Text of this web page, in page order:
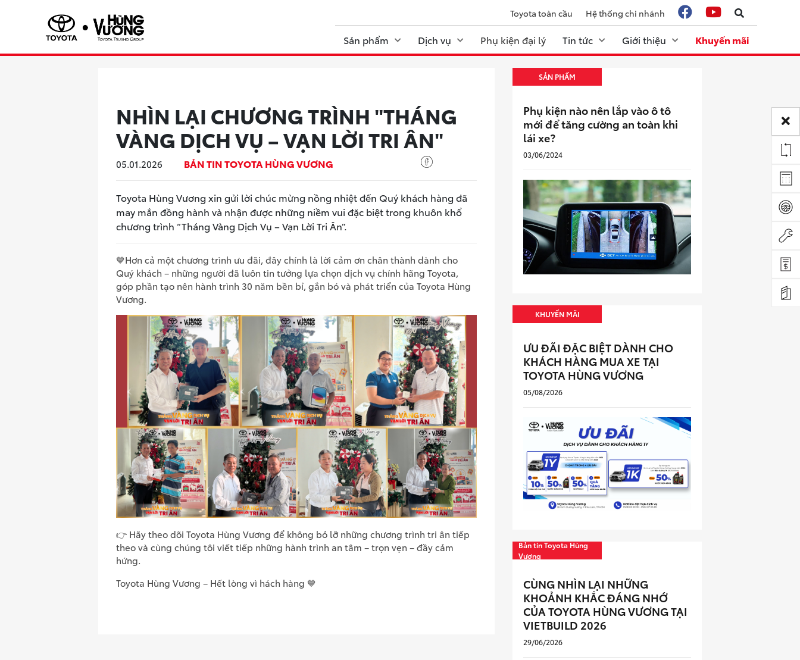
Toyota toàn cầu Hệ thống chi nhánh
Sản phẩm Dịch vụ Phụ kiện đại lý Tin tức Giới thiệu Khuyến mãi
NHÌN LẠI CHƯƠNG TRÌNH "THÁNG
VÀNG DỊCH VỤ – VẠN LỜI TRI ÂN"
05.01.2026 BẢN TIN TOYOTA HÙNG VƯƠNG
Toyota Hùng Vương xin gửi lời chúc mừng nồng nhiệt đến Quý khách hàng đã
may mắn đồng hành và nhận được những niềm vui đặc biệt trong khuôn khổ
chương trình “Tháng Vàng Dịch Vụ – Vạn Lời Tri Ân”.
💙Hơn cả một chương trình ưu đãi, đây chính là lời cảm ơn chân thành dành cho
Quý khách – những người đã luôn tin tưởng lựa chọn dịch vụ chính hãng Toyota,
góp phần tạo nên hành trình 30 năm bền bỉ, gắn bó và phát triển của Toyota Hùng
Vương.
👉 Hãy theo dõi Toyota Hùng Vương để không bỏ lỡ những chương trình tri ân tiếp
theo và cùng chúng tôi viết tiếp những hành trình an tâm – trọn vẹn – đầy cảm
hứng.
Toyota Hùng Vương – Hết lòng vì hách hàng 💙
SẢN PHẨM
Phụ kiện nào nên lắp vào ô tô
mới để tăng cường an toàn khi
lái xe?
03/06/2024
KHUYẾN MÃI
ƯU ĐÃI ĐẶC BIỆT DÀNH CHO
KHÁCH HÀNG MUA XE TẠI
TOYOTA HÙNG VƯƠNG
05/08/2026
Bản tin Toyota Hùng
Vương
CÙNG NHÌN LẠI NHỮNG
KHOẢNH KHẮC ĐÁNG NHỚ
CỦA TOYOTA HÙNG VƯƠNG TẠI
VIETBUILD 2026
29/06/2026